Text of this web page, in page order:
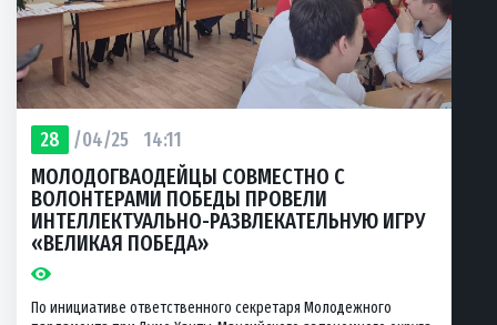
28 /04/25 14:11
МОЛОДОГВАОДЕЙЦЫ СОВМЕСТНО С
ВОЛОНТЕРАМИ ПОБЕДЫ ПРОВЕЛИ
ИНТЕЛЛЕКТУАЛЬНО-РАЗВЛЕКАТЕЛЬНУЮ ИГРУ
«ВЕЛИКАЯ ПОБЕДА»
По инициативе ответственного секретаря Молодежного